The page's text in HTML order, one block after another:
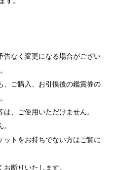
告なく変更になる場合がござい
、ご購入、お引換後の鑑賞券の
、ご使用いただけません。
ットをお持ちでない方はご覧に
断りいたします。